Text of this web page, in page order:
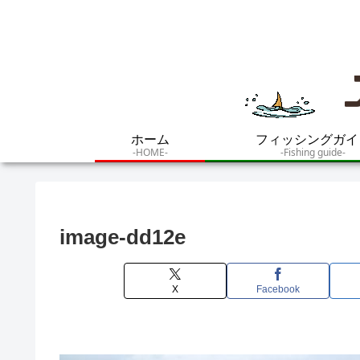
ホーム
-HOME-
フィッシングガ
-Fishing guide-
image-dd12e
X Facebook